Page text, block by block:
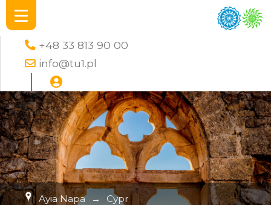
+48 33 813 90 00
info@tu1.pl
Ayia Napa → Cypr